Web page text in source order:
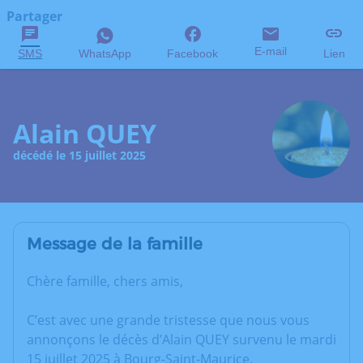
Partager
SMS WhatsApp Facebook E-mail Lien
Alain QUEY
décédé le 15 juillet 2025
Message de la famille
Chère famille, chers amis,
C’est avec une grande tristesse que nous vous
annonçons le décès d’Alain QUEY survenu le mardi
15 juillet 2025 à Bourg-Saint-Maurice.